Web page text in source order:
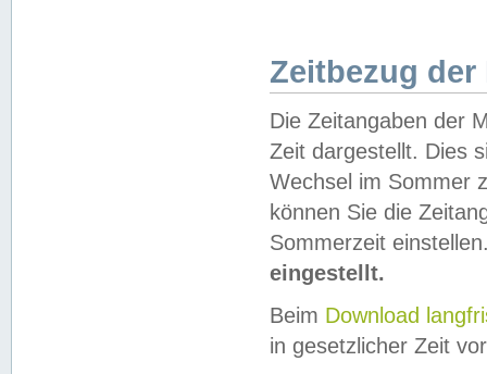
Zeitbezug der
Die Zeitangaben der
Zeit dargestellt. Dies
Wechsel im Sommer
können Sie die
Sommerzeit
eingestellt.
Beim Download
in gesetzlicher Zeit